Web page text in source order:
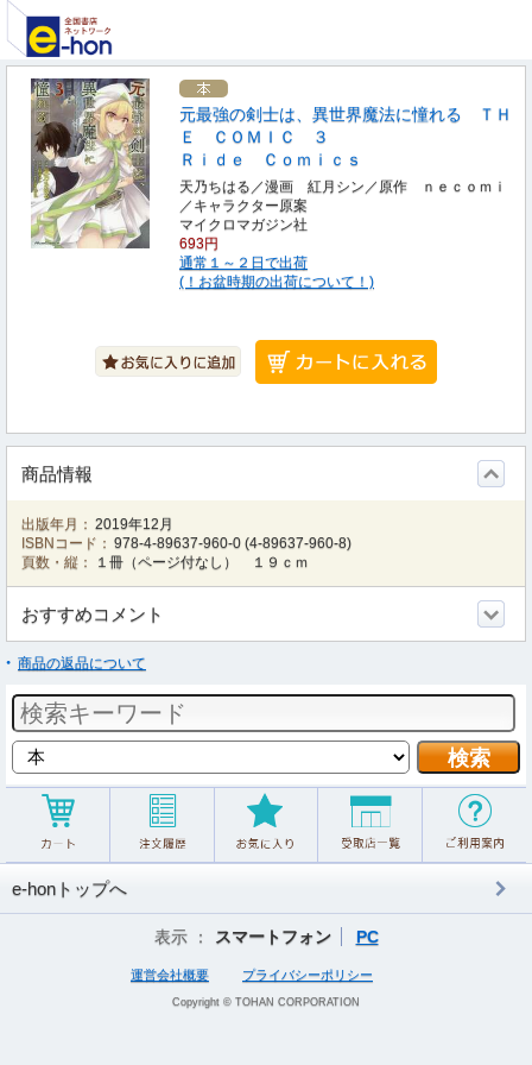
元最強の剣士は、異世界魔法に憧れる ＴＨ
Ｅ ＣＯＭＩＣ ３
Ｒｉｄｅ Ｃｏｍｉｃｓ
天乃ちはる／漫画 紅月シン／原作 ｎｅｃｏｍｉ
／キャラクター原案
マイクロマガジン社
693円
通常１～２日で出荷
(！お盆時期の出荷について！)
商品情報
出版年月： 2019年12月
ISBNコード： 978-4-89637-960-0 (4-89637-960-8)
頁数・縦：
１冊（ページ付なし） １９ｃｍ
おすすめコメント
商品の返品について
e-honトップへ
表示 ： スマートフォン PC
運営会社概要 プライバシーポリシー
Copyright © TOHAN CORPORATION